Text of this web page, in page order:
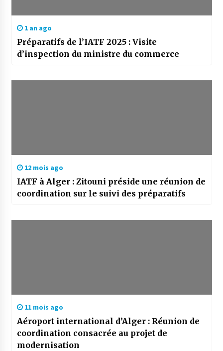
1 an ago
Préparatifs de l’IATF 2025 : Visite
d’inspection du ministre du commerce
12 mois ago
IATF à Alger : Zitouni préside une réunion de
coordination sur le suivi des préparatifs
11 mois ago
Aéroport international d’Alger : Réunion de
coordination consacrée au projet de
modernisation